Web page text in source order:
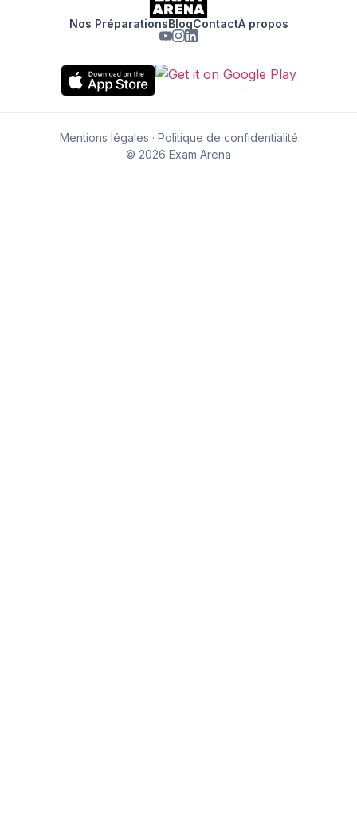
Nos PréparationsBlogContactÀ propos
Mentions légales · Politique de confidentialité
© 2026 Exam Arena